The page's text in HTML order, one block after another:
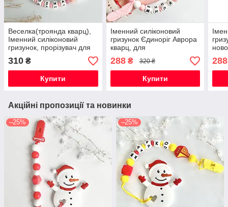
Веселка(троянда кварц),
Іменний силіконовий
гризунок, прорізувач для
зубів
310 ₴
Купити
Іменний силіконовий
гризунок Єдиноріг Аврора
кварц, для
новонародженої
288₴ 320 ₴
Купити
288
Акційні пропозиції та новинки
–25% –25%